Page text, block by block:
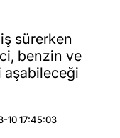
sürerken
benzin ve
aşabileceği
10 17:45:03